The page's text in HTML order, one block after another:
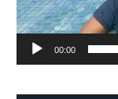
00:00